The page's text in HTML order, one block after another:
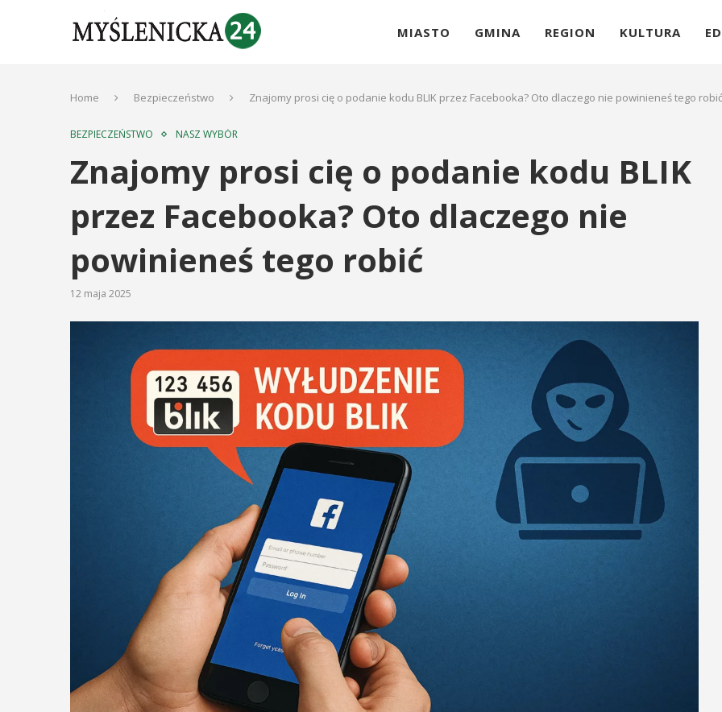
MIASTO GMINA REGION KULTURA
Home Bezpieczeństwo Znajomy prosi cię o podanie kodu BLIK przez Facebooka? Oto dlaczego nie powinieneś tego robić
BEZPIECZEŃSTWO NASZ WYBÓR
Znajomy prosi cię o podanie kodu BLIK
przez Facebooka? Oto dlaczego nie
powinieneś tego robić
12 maja 2025